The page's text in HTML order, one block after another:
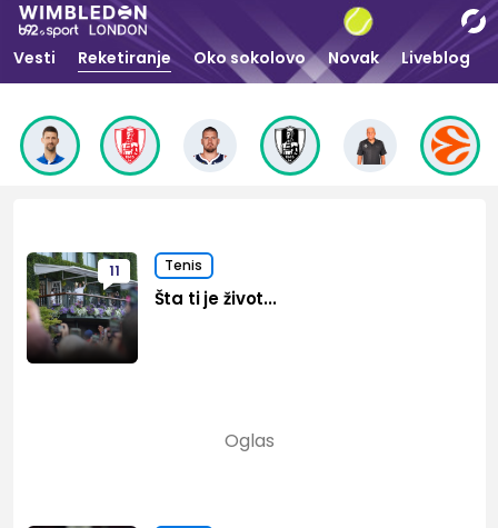
Vesti Reketiranje Oko sokolovo Novak Liveblog
11 Tenis
Šta ti je život...